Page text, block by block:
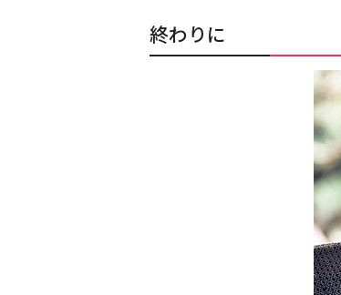
終わりに